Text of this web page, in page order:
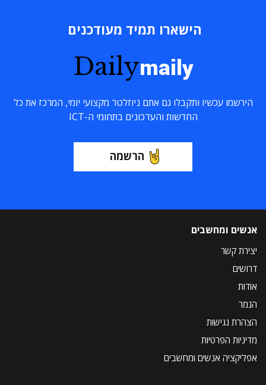
הישארו תמיד מעודכנים
Dailymaily
הירשמו עכשיו ותקבלו גם אתם ניוזלטר מקצועי יומי, המרכז את כל
החדשות והעדכונים בתחומי ה-ICT
הרשמה
אנשים ומחשבים
יצירת קשר
דרושים
אודות
הנמר
הצהרת נגישות
מדיניות הפרטיות
אפליקציה אנשים ומחשבים